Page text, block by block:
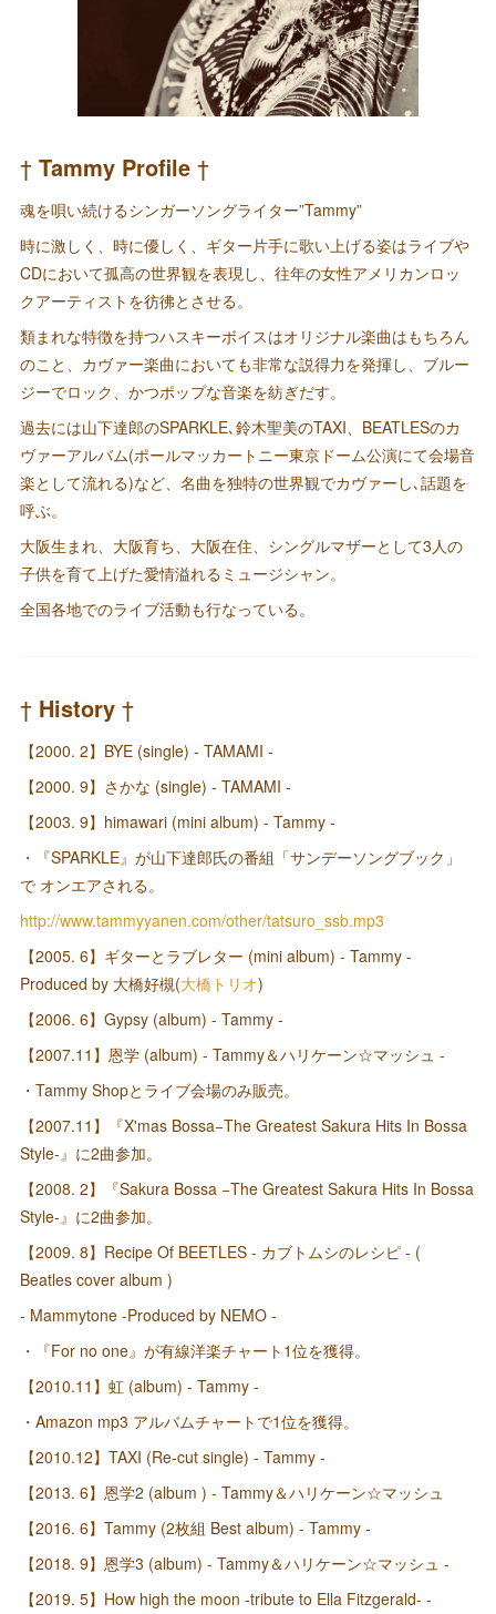
†Tammy Profile †
魂を唄い続けるシンガーソングライター”Tammy”
時に激しく、時に優しく、ギター片手に歌い上げる姿はライブや
CDにおいて孤高の世界観を表現し、往年の女性アメリカンロッ
クアーティストを彷彿とさせる。
類まれな特徴を持つハスキーボイスはオリジナル楽曲はもちろん
のこと、カヴァー楽曲においても非常な説得力を発揮し、ブルー
ジーでロック、かつポップな音楽を紡ぎだす。
過去には山下達郎のSPARKLE､鈴木聖美のTAXI、BEATLESのカ
ヴァーアルバム(ポールマッカートニー東京ドーム公演にて会場音
楽として流れる)など、名曲を独特の世界観でカヴァーし､話題を
呼ぶ。
大阪生まれ、大阪育ち、大阪在住、シングルマザーとして3人の
子供を育て上げた愛情溢れるミュージシャン。
全国各地でのライブ活動も行なっている。
† History†
【2000. 2】BYE (single) - TAMAMI -
【2000. 9】さかな (single) - TAMAMI -
【2003. 9】himawari (mini album) - Tammy -
・『SPARKLE』が山下達郎氏の番組「サンデーソングブック」
で オンエアされる。
http://www.tammyyanen.com/other/tatsuro_ssb.mp3
【2005. 6】ギターとラブレター (mini album) - Tammy -
Produced by 大橋好槻(大橋トリオ)
【2006. 6】Gypsy (album) - Tammy -
【2007.11】恩学 (album) - Tammy＆ハリケーン☆マッシュ -
・Tammy Shopとライブ会場のみ販売。
【2007.11】『X'mas Bossa−The Greatest Sakura Hits In Bossa
Style-』に2曲参加。
【2008. 2】『Sakura Bossa −The Greatest Sakura Hits In Bossa
Style-』に2曲参加。
【2009. 8】Recipe Of BEETLES - カブトムシのレシピ - (
Beatles cover album )
- Mammytone -Produced by NEMO -
・『For no one』が有線洋楽チャート1位を獲得。
【2010.11】虹 (album) - Tammy -
・Amazon mp3 アルバムチャートで1位を獲得。
【2010.12】TAXI (Re-cut single) - Tammy -
【2013. 6】恩学2 (album ) - Tammy＆ハリケーン☆マッシュ
【2016. 6】Tammy (2枚組 Best album) - Tammy -
【2018. 9】恩学3 (album) - Tammy＆ハリケーン☆マッシュ -
【2019. 5】How high the moon -tribute to Ella Fitzgerald- -